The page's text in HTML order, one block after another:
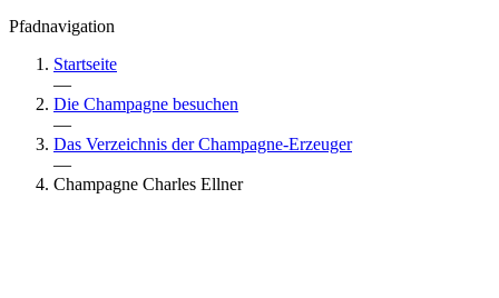
Pfadnavigation
Startseite
—
Die Champagne besuchen
—
Das Verzeichnis der Champagne-Erzeuger
—
Champagne Charles Ellner